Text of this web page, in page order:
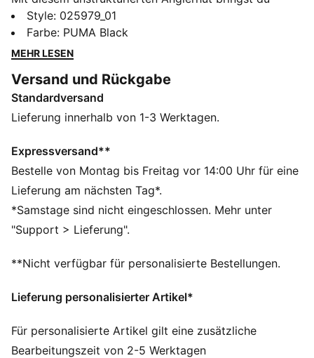
deinen Style auf die nächste Stufe. Mit einem
eleganten PUMA Cat Logo aus Metall, gestickten Ösen
und einer regulären, nach unten gewölbten Krempe ist
und müheloser Coolness für jeden Anlass.
DETAILS
Unstrukturiertes Hutdesign
PUMA Cat Logo Pin aus Metall vorne mittig
Panels mit bestickten Ösen
PUMA Branding-Details
Style: 025979_01
Farbe: PUMA Black
MEHR LESEN
Versand und Rückgabe
Standardversand
Lieferung innerhalb von 1-3 Werktagen.
Expressversand**
Bestelle von Montag bis Freitag vor 14:00 Uhr für eine
Lieferung am nächsten Tag*.
*Samstage sind nicht eingeschlossen. Mehr unter
"Support > Lieferung".
**Nicht verfügbar für personalisierte Bestellungen.
Lieferung personalisierter Artikel*
Für personalisierte Artikel gilt eine zusätzliche
Bearbeitungszeit von 2-5 Werktagen